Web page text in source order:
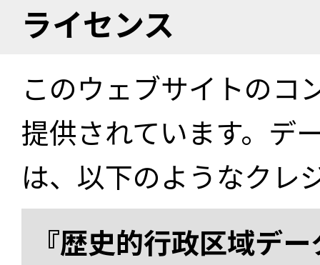
ライセンス
このウェブサイトのコ
提供されています。デ
は、以下のようなクレ
『歴史的行政区域デ